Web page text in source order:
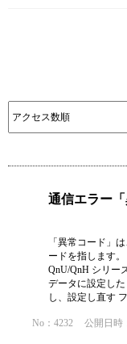
通信エラー
「異常コード」
ードを指します
QnU/QnH シリーズ コード 原因 対処 4031 デバイス指定エラー
データに設定し
し、設定し直す
No：4232 公開日時